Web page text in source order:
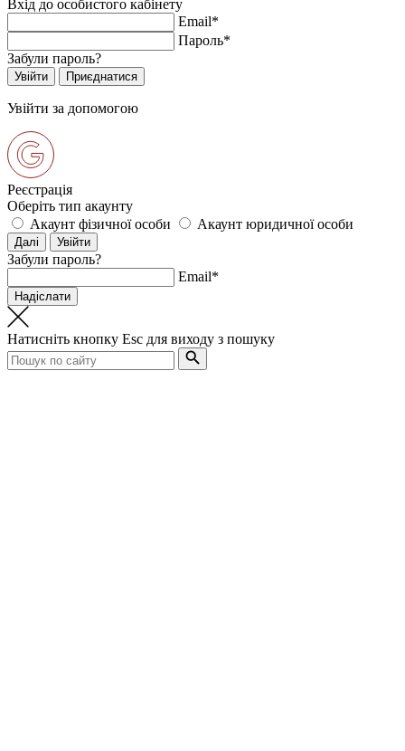
Вхід до особистого кабінету
Email*
Пароль*
Забули пароль?
Увійти за допомогою
Реєстрація
Оберіть тип акаунту
Акаунт фізичної особи
Акаунт юридичної особи
Забули пароль?
Email*
Натисніть кнопку Esc для виходу з пошуку